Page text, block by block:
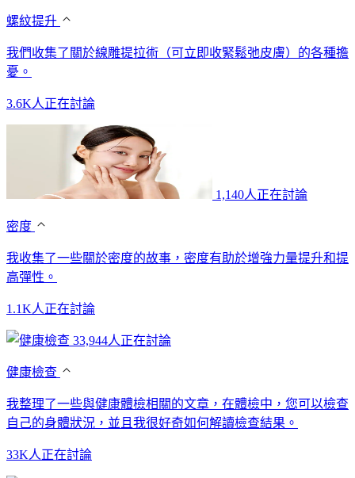
螺紋提升
我們收集了關於線雕提拉術（可立即收緊鬆弛皮膚）的各種擔
憂。
3.6K人正在討論
1,140人正在討論
密度
我收集了一些關於密度的故事，密度有助於增強力量提升和提
高彈性。
1.1K人正在討論
33,944人正在討論
健康檢查
我整理了一些與健康體檢相關的文章，在體檢中，您可以檢查
自己的身體狀況，並且我很好奇如何解讀檢查結果。
33K人正在討論